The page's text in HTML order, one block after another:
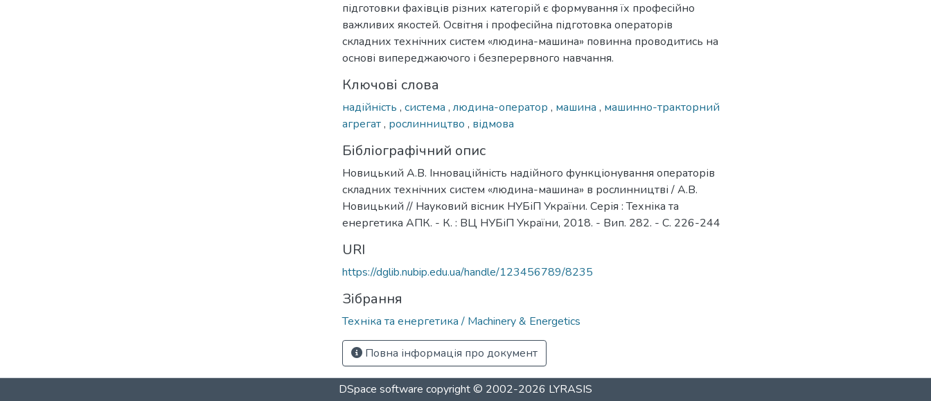
підготовки фахівців різних категорій є формування їх професійно
важливих якостей. Освітня і професійна підготовка операторів
складних технічних систем «людина-машина» повинна проводитись на
основі випереджаючого і безперервного навчання.
Ключові слова
надійність , система , людина-оператор , машина , машинно-тракторний
агрегат, рослинництво , відмова
Бібліографічний опис
Новицький А.В. Інноваційність надійного функціонування операторів
складних технічних систем «людина-машина» в рослинництві / А.В.
Новицький // Науковий вісник НУБіП України. Серія : Техніка та
енергетика АПК. - К. : ВЦ НУБіП України, 2018. - Вип. 282. - С. 226-244
URI
https://dglib.nubip.edu.ua/handle/123456789/8235
Зібрання
Техніка та енергетика / Machinery & Energetics
Повна інформація про документ
DSpace software copyright © 2002-2026 LYRASIS